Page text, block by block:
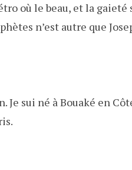
où le beau, et la gaieté
n’est autre que
sui né à Bouaké en